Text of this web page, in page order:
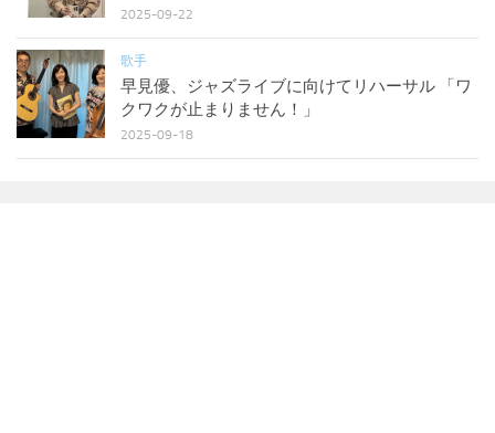
2025-09-22
歌手
早見優、ジャズライブに向けてリハーサル 「ワ
クワクが止まりません！」
2025-09-18